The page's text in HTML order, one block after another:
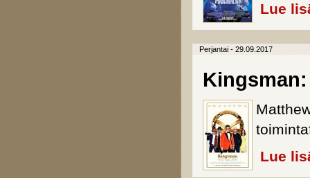
Lue
Perjantai - 29.09.2017
Lue